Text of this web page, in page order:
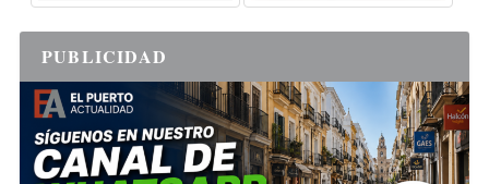
PUBLICIDAD